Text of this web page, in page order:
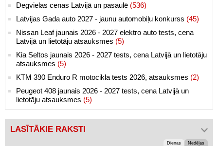
Degvielas cenas Latvijā un pasaulē (536)
Latvijas Gada auto 2027 - jaunu automobiļu konkurss (45)
Nissan Leaf jaunais 2026 - 2027 elektro auto tests, cena
Latvijā un lietotāju atsauksmes (5)
Kia Seltos jaunais 2026 - 2027 tests, cena Latvijā un lietotāju
atsauksmes (5)
KTM 390 Enduro R motocikla tests 2026, atsauksmes (2)
Peugeot 408 jaunais 2026 - 2027 tests, cena Latvijā un
lietotāju atsauksmes (5)
LASĪTĀKIE RAKSTI
Dienas Nedēļas